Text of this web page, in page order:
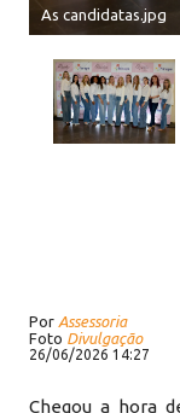
As candidatas.jpg
Por Assessoria
Foto Divulgação
26/06/2026 14:27
Chegou a hora